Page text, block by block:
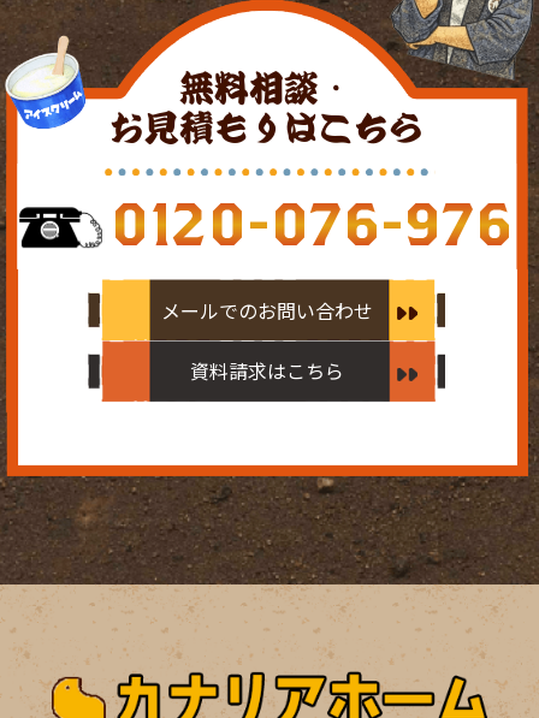
無料相談・
お見積もりはこちら
0120-076-976
メールでのお問い合わせ
資料請求はこちら